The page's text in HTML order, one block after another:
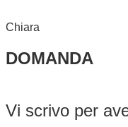
Chiara
DOMANDA
Vi scrivo per